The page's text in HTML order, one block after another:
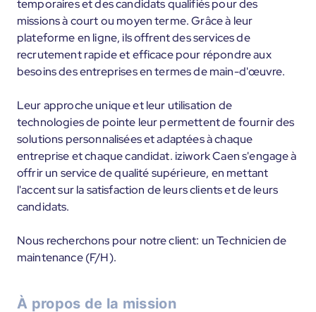
temporaires et des candidats qualifiés pour des
missions à court ou moyen terme. Grâce à leur
plateforme en ligne, ils offrent des services de
recrutement rapide et efficace pour répondre aux
besoins des entreprises en termes de main-d'œuvre.
Leur approche unique et leur utilisation de
technologies de pointe leur permettent de fournir des
solutions personnalisées et adaptées à chaque
entreprise et chaque candidat. iziwork Caen s'engage à
offrir un service de qualité supérieure, en mettant
l'accent sur la satisfaction de leurs clients et de leurs
candidats.
Nous recherchons pour notre client: un Technicien de
maintenance (F/H).
À propos de la mission